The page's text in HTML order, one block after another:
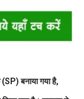
बनाया गया है,